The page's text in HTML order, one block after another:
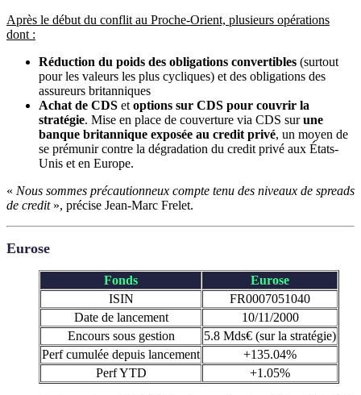
Après le début du conflit au Proche-Orient, plusieurs opérations
dont :
Réduction du poids des obligations convertibles (surtout
pour les valeurs les plus cycliques) et des obligations des
assureurs britanniques
Achat de CDS et options sur CDS pour couvrir la
stratégie. Mise en place de couverture via CDS surune
banque britannique exposée au credit privé, un moyen de
se prémunir contre la dégradation du credit privé aux États-
Unis et en Europe.
« Nous sommes précautionneux compte tenu des niveaux de spreads
de credit », précise Jean-Marc Frelet.
Eurose
Fonds
Eurose
ISIN
FR0007051040
Date de lancement
10/11/2000
Encours sous gestion
5.8 Mds€ (sur la stratégie)
Perf cumulée depuis lancement
+135.04%
Perf YTD
+1.05%